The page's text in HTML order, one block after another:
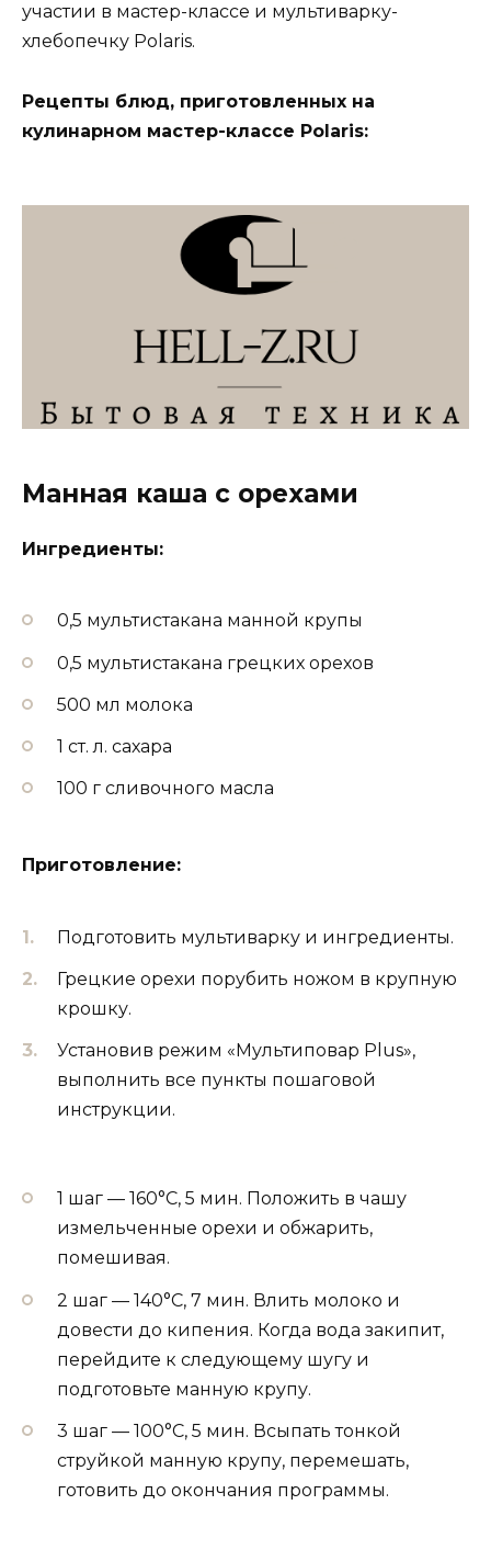
участии в мастер-классе и мультиварку-
хлебопечку Polaris.
Рецепты блюд, приготовленных на
кулинарном мастер-классе Polaris:
Манная каша с орехами
Ингредиенты:
0,5 мультистакана манной крупы
0,5 мультистакана грецких орехов
500 мл молока
1 ст. л. сахара
100 г сливочного масла
Приготовление:
Подготовить мультиварку и ингредиенты.
Грецкие орехи порубить ножом в крупную
крошку.
Установив режим «Мультиповар Plus»,
выполнить все пункты пошаговой
инструкции.
1 шаг — 160°С, 5 мин. Положить в чашу
измельченные орехи и обжарить,
помешивая.
2 шаг — 140°С, 7 мин. Влить молоко и
довести до кипения. Когда вода закипит,
перейдите к следующему шугу и
подготовьте манную крупу.
3 шаг — 100°С, 5 мин. Всыпать тонкой
струйкой манную крупу, перемешать,
готовить до окончания программы.